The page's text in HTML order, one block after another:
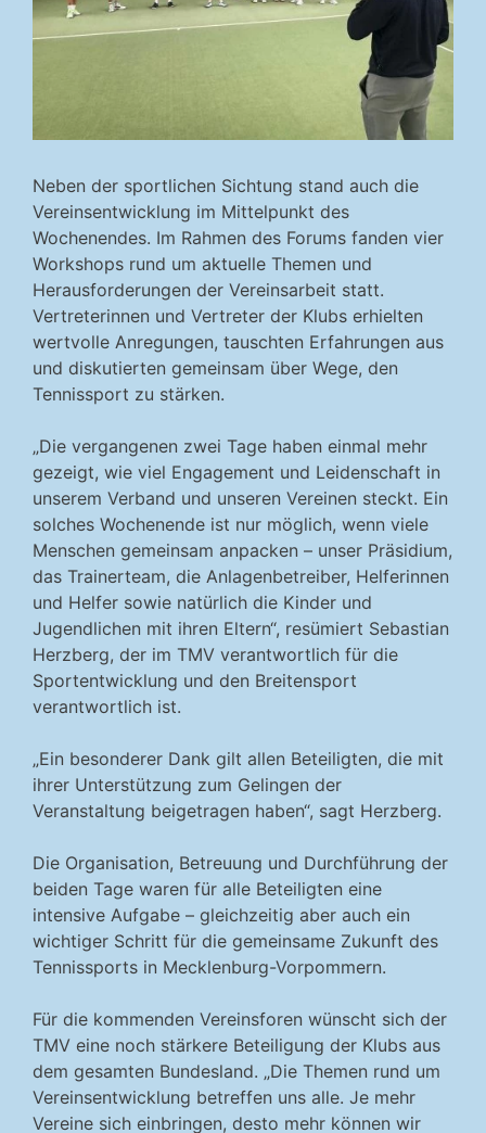
Neben der sportlichen Sichtung stand auch die
Vereinsentwicklung im Mittelpunkt des
Wochenendes. Im Rahmen des Forums fanden vier
Workshops rund um aktuelle Themen und
Herausforderungen der Vereinsarbeit statt.
Vertreterinnen und Vertreter der Klubs erhielten
wertvolle Anregungen, tauschten Erfahrungen aus
und diskutierten gemeinsam über Wege, den
Tennissport zu stärken.
„Die vergangenen zwei Tage haben einmal mehr
gezeigt, wie viel Engagement und Leidenschaft in
unserem Verband und unseren Vereinen steckt. Ein
solches Wochenende ist nur möglich, wenn viele
Menschen gemeinsam anpacken – unser Präsidium,
das Trainerteam, die Anlagenbetreiber, Helferinnen
und Helfer sowie natürlich die Kinder und
Jugendlichen mit ihren Eltern“, resümiert Sebastian
Herzberg, der im TMV verantwortlich für die
Sportentwicklung und den Breitensport
verantwortlich ist.
„Ein besonderer Dank gilt allen Beteiligten, die mit
ihrer Unterstützung zum Gelingen der
Veranstaltung beigetragen haben“, sagt Herzberg.
Die Organisation, Betreuung und Durchführung der
beiden Tage waren für alle Beteiligten eine
intensive Aufgabe – gleichzeitig aber auch ein
wichtiger Schritt für die gemeinsame Zukunft des
Tennissports in Mecklenburg-Vorpommern.
Für die kommenden Vereinsforen wünscht sich der
TMV eine noch stärkere Beteiligung der Klubs aus
dem gesamten Bundesland. „Die Themen rund um
Vereinsentwicklung betreffen uns alle. Je mehr
Vereine sich einbringen, desto mehr können wir